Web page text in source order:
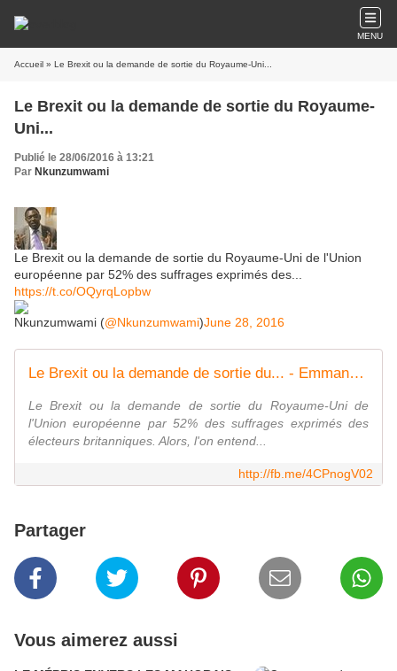
MENU
Accueil » Le Brexit ou la demande de sortie du Royaume-Uni...
Le Brexit ou la demande de sortie du Royaume-
Uni...
Publié le 28/06/2016 à 13:21
Par Nkunzumwami
Le Brexit ou la demande de sortie du Royaume-Uni de l'Union
européenne par 52% des suffrages exprimés des...
https://t.co/OQyrqLopbw
Nkunzumwami (@Nkunzumwami)June 28, 2016
Le Brexit ou la demande de sortie du... - Emmanuel Nkunzumwami | Facebook
Le Brexit ou la demande de sortie du Royaume-Uni de
l'Union européenne par 52% des suffrages exprimés des
électeurs britanniques. Alors, l'on entend...
http://fb.me/4CPnogV02
Partager
Vous aimerez aussi